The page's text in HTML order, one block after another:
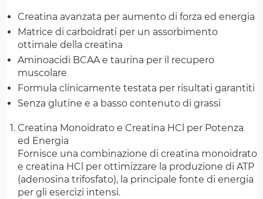
Creatina avanzata per aumento di forza ed energia
Matrice di carboidrati per un assorbimento
ottimale della creatina
Aminoacidi BCAA e taurina per il recupero
muscolare
Formula clinicamente testata per risultati garantiti
Senza glutine e a basso contenuto di grassi
Creatina Monoidrato e Creatina HCl per Potenza
ed Energia
Fornisce una combinazione di creatina monoidrato
e creatina HCl per ottimizzare la produzione di ATP
(adenosina trifosfato), la principale fonte di energia
per gli esercizi intensi.